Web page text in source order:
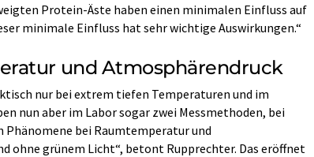
Protein-Äste haben einen minimalen Einfluss auf
minimale Einfluss hat sehr wichtige Auswirkungen.“
und Atmosphärendruck
nur bei extrem tiefen Temperaturen und im
nun aber im Labor sogar zwei Messmethoden, bei
bei Raumtemperatur und
ohne grünem Licht“, betont Rupprechter. Das eröffnet